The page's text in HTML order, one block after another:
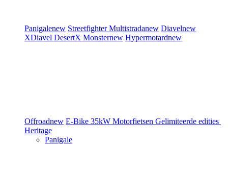
Panigalenew StreetfighterMultistradanew Diavelnew
XDiavel DesertX Monsternew Hypermotardnew
Offroadnew E-Bike 35kW Motorfietsen Gelimiteerde edities
Heritage
Panigale